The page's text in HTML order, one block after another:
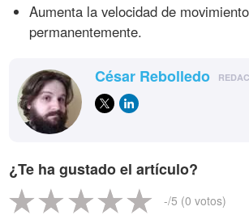
Aumenta la velocidad de movimiento
permanentemente.
César Rebolledo
¿Te ha gustado el artículo?
-/5 (0 votos)